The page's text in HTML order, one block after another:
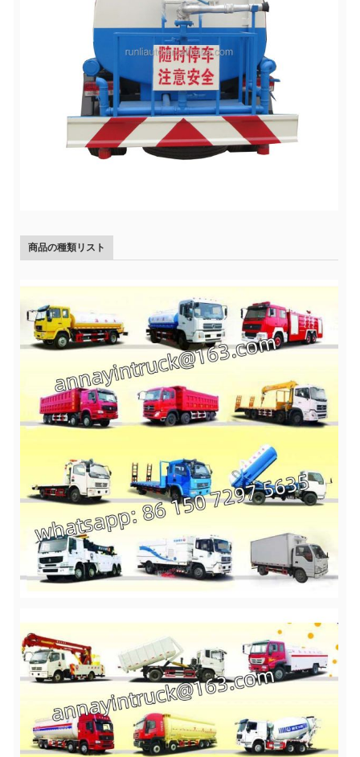
商品の種類リスト